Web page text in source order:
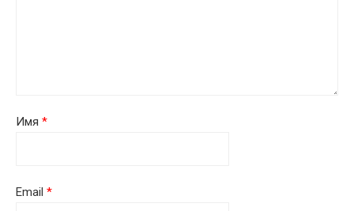
Имя *
Email *